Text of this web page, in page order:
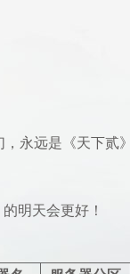
远是《天下贰
明天会更好！